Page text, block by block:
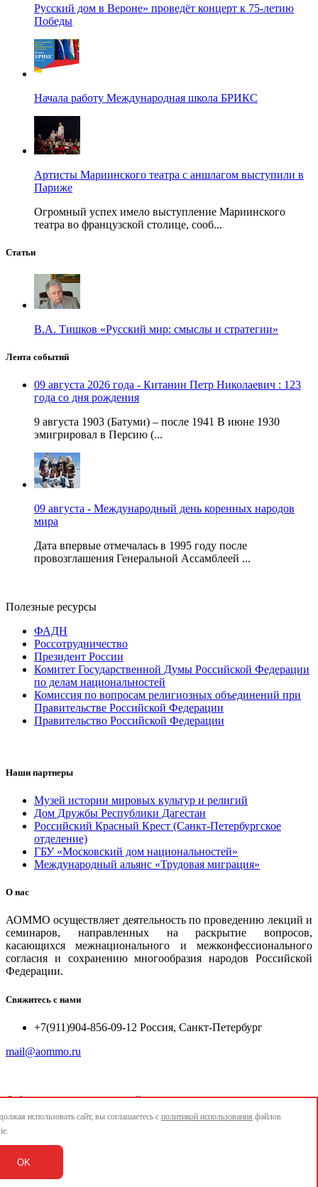
Русский дом в Вероне» проведёт концерт к 75-летию
Победы
Начала работу Международная школа БРИКС
Артисты Мариинского театра с аншлагом выступили в
Париже
Огромный успех имело выступление Мариинского
театра во французской столице, сооб...
Статьи
В.А. Тишков «Русский мир: смыслы и стратегии»
Лента событий
09 августа 2026 года - Китанин Петр Николаевич : 123
года со дня рождения
9 августа 1903 (Батуми) – после 1941 В июне 1930
эмигрировал в Персию (...
09 августа - Международный день коренных народов
мира
Дата впервые отмечалась в 1995 году после
провозглашения Генеральной Ассамблеей ...
Полезные ресурсы
ФАДН
Россотрудничество
Президент России
Комитет Государственной Думы Российской Федерации
по делам национальностей
Комиссия по вопросам религиозных объединений при
Правительстве Российской Федерации
Правительство Российской Федерации
Наши партнеры
Музей истории мировых культур и религий
Дом Дружбы Республики Дагестан
Российский Красный Крест (Санкт-Петербургское
отделение)
ГБУ «Московский дом национальностей»
Международный альянс «Трудовая миграция»
О нас
АОММО осуществляет деятельность по проведению лекций и
семинаров, направленных на раскрытие вопросов,
касающихся межнационального и межконфессионального
согласия и сохранению многообразия народов Российской
Федерации.
Свяжитесь с нами
+7(911)904-856-09-12 Россия, Санкт-Петербург
mail@aommo.ru
© Ассоциация организаций по реализации национальных
проектов и достижению национальных целей развития
mail@aommo.ru
использовать сайт, вы соглашаетесь с политикой использования файлов
OK